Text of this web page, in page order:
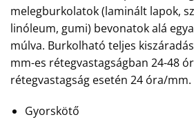
melegburkolatok (laminált lapok,
linóleum, gumi) bevonatok alá
múlva. Burkolható teljes
mm-es rétegvastagságban 24-48
rétegvastagság esetén 24 óra/mm.
Gyorskötő